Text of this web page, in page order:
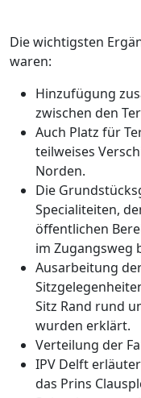
Die wichtigsten
waren:
Hinzufügung
zwischen den
Auch Platz für
teilweises
Norden.
Die
Specialiteiten,
öffentlichen
im Zugangsweg
Ausarbeitung
Sitz Rand rund
wurden erklärt.
Verteilung der
IPV Delft
das Prins